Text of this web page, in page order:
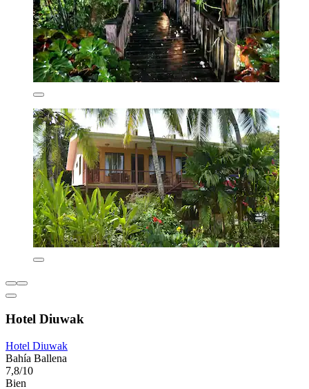
Hotel Diuwak
Hotel Diuwak
Bahía Ballena
7,8/10
Bien